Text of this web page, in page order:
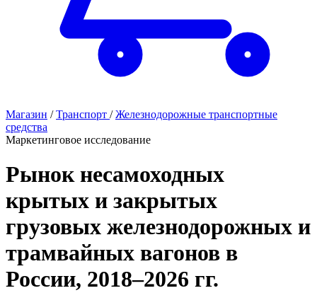
Магазин / Транспорт / Железнодорожные транспортные
средства
Маркетинговое исследование
Рынок несамоходных
крытых и закрытых
грузовых железнодорожных и
трамвайных вагонов в
России, 2018–2026 гг.